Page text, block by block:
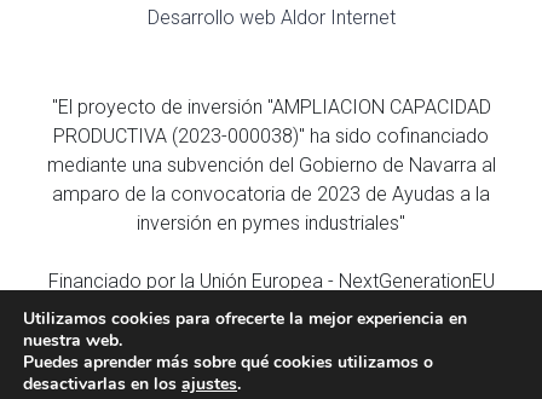
Desarrollo web Aldor Internet
Utilizamos cookies para ofrecerte la mejor experiencia en
nuestra web.
Puedes aprender más sobre qué cookies utilizamos o
desactivarlas en los ajustes.
"El proyecto de inversión "AMPLIACION CAPACIDAD
PRODUCTIVA (2023-000038)" ha sido cofinanciado
mediante una subvención del Gobierno de Navarra al
amparo de la convocatoria de 2023 de Ayudas a la
inversión en pymes industriales"
Financiado por la Unión Europea - NextGenerationEU